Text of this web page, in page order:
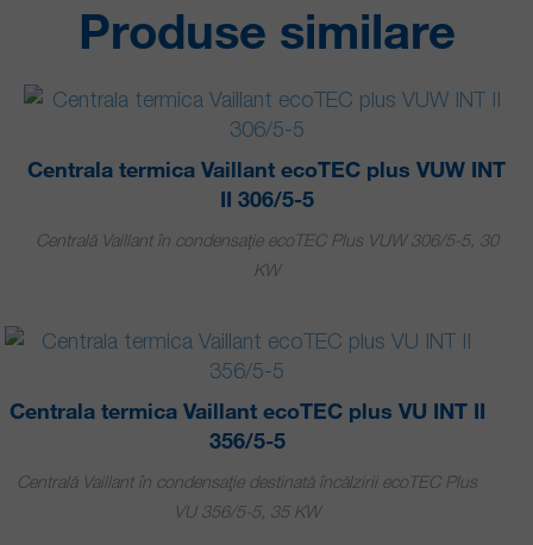
Produse similare
Centrala termica Vaillant ecoTEC plus VUW INT
II 306/5-5
Centrală Vaillant în condensaţie ecoTEC Plus VUW 306/5-5, 30
KW
Centrala termica Vaillant ecoTEC plus VU INT II
356/5-5
Centrală Vaillant în condensaţie destinată încălzirii ecoTEC Plus
VU 356/5-5, 35 KW